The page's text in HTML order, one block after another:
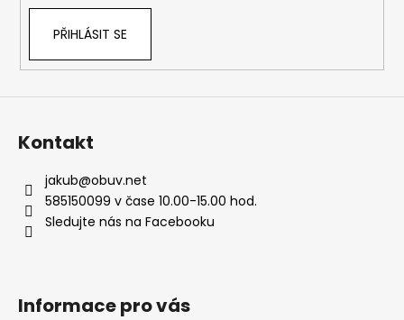
u
PŘIHLÁSIT SE
Kontakt
jakub@obuv.net
585150099 v čase 10.00-15.00 hod.
Sledujte nás na Facebooku
Informace pro vás